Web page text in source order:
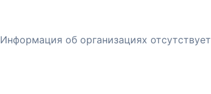
Информация об организациях отсутствует